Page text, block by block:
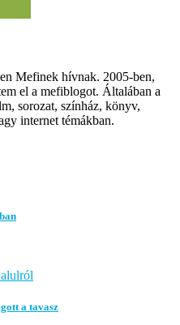
Mefinek hívnak. 2005-ben,
el a mefiblogot. Általában a
sorozat, színház, könyv,
internet témákban.
a tavasz